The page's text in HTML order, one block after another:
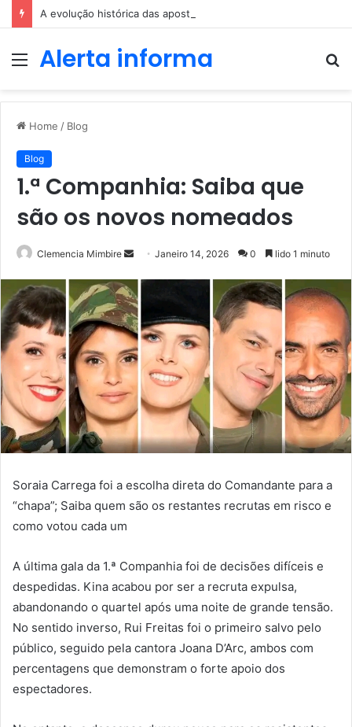
A evolução histórica das apostas ao longo dos séculos
MenuAlerta informa
Home / Blog
Blog
1.ª Companhia: Saiba que
são os novos nomeados
Clemencia Mimbire
Send
email
Janeiro 14, 2026 0 lido 1 minuto
Soraia Carrega foi a escolha direta do Comandante para a
“chapa”; Saiba quem são os restantes recrutas em risco e
como votou cada um
A última gala da 1.ª Companhia foi de decisões difíceis e
despedidas. Kina acabou por ser a recruta expulsa,
abandonando o quartel após uma noite de grande tensão.
No sentido inverso, Rui Freitas foi o primeiro salvo pelo
público, seguido pela cantora Joana D’Arc, ambos com
percentagens que demonstram o forte apoio dos
espectadores.